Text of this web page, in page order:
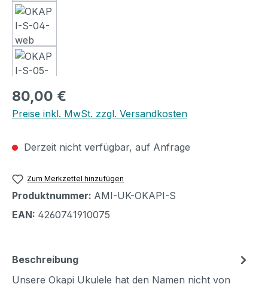
Regulärer Preis:
80,00 €
Preise inkl. MwSt. zzgl. Versandkosten
Derzeit nicht verfügbar, auf Anfrage
Zum Merkzettel hinzufügen
Produktnummer: AMI-UK-OKAPI-S
EAN: 4260741910075
Beschreibung
Unsere Okapi Ukulele hat den Namen nicht von